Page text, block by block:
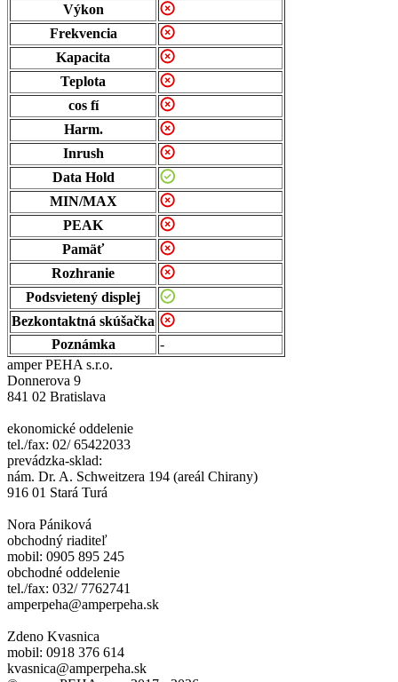
Výkon
Frekvencia
Kapacita
Teplota
cos fí
Harm.
Inrush
Data Hold
MIN/MAX
PEAK
Pamäť
Rozhranie
Podsvietený displej
Bezkontaktná skúšačka
Poznámka
-
amper PEHA s.r.o.
Donnerova 9
841 02 Bratislava
ekonomické oddelenie
tel./fax: 02/ 65422033
prevádzka-sklad:
nám. Dr. A. Schweitzera 194 (areál Chirany)
916 01 Stará Turá
Nora Pániková
obchodný riaditeľ
mobil: 0905 895 245
obchodné oddelenie
tel./fax: 032/ 7762741
amperpeha@amperpeha.sk
Zdeno Kvasnica
mobil: 0918 376 614
kvasnica@amperpeha.sk